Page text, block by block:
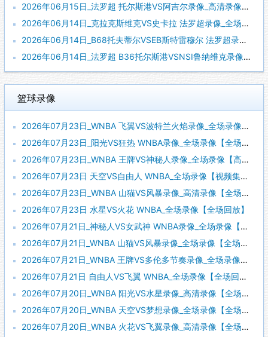
2026年06月15日_法罗超 托尔斯港VS阿吉尔录像_高清录像【全场回放】
2026年06月14日_克拉克斯维克VS史卡拉 法罗超录像_全场录像【高清回放】
2026年06月14日_B68托夫蒂尔VSEB斯特雷穆尔 法罗超录像_全场录像【高清回放】
2026年06月14日_法罗超 B36托尔斯港VSNSI鲁纳维克录像_高清录像【全场回放】
篮球录像
2026年07月23日_WNBA 飞翼VS波特兰火焰录像_全场录像【视频集锦】
2026年07月23日_阳光VS狂热 WNBA录像_全场录像【全场回放】
2026年07月23日_WNBA 王牌VS神秘人录像_全场录像【高清回放】
2026年07月23日 天空VS自由人 WNBA_全场录像【视频集锦】
2026年07月23日_WNBA 山猫VS风暴录像_高清录像【全场回放】
2026年07月23日 水星VS火花 WNBA_全场录像【全场回放】
2026年07月21日_神秘人VS女武神 WNBA录像_全场录像【视频集锦】
2026年07月21日_WNBA 山猫VS风暴录像_全场录像【全场回放】
2026年07月21日_WNBA 王牌VS多伦多节奏录像_全场录像【视频集锦】
2026年07月21日 自由人VS飞翼 WNBA_全场录像【全场回放】
2026年07月20日_WNBA 阳光VS水星录像_高清录像【全场回放】
2026年07月20日_WNBA 天空VS梦想录像_全场录像【全场回放】
2026年07月20日_WNBA 火花VS飞翼录像_高清录像【全场回放】